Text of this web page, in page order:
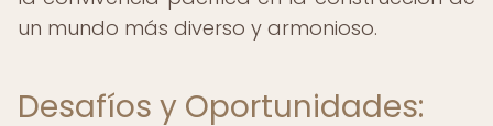
un mundo más diverso y armonioso.
Desafíos y Oportunidades: